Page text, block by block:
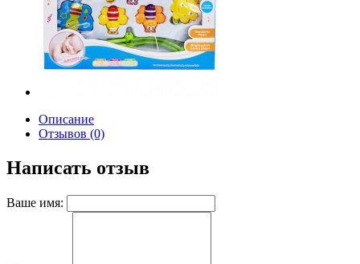
Описание
Отзывов (0)
Написать отзыв
Ваше имя: